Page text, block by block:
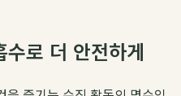
로 더 안전하게